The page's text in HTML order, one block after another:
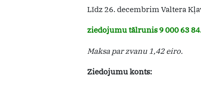
Līdz 26. decembrim Valtera
ziedojumu tālrunis 9 000 63
Maksa par zvanu 1,42 eiro.
Ziedojumu konts: